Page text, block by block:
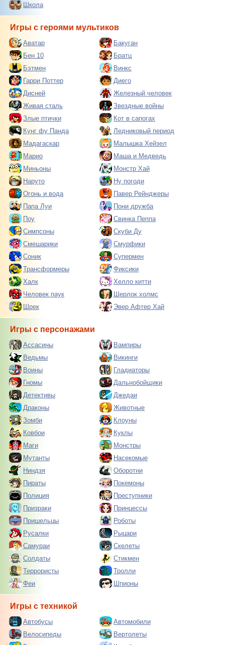
Школа
Игры с героями мультиков
Аватар
Бакуган
Бен 10
Братц
Бэтмен
Винкс
Гарри Поттер
Диего
Дисней
Железный человек
Живая сталь
Звездные войны
Злые птички
Кот в сапогах
Кунг фу Панда
Ледниковый период
Мадагаскар
Малышка Хейзел
Марио
Маша и Медведь
Миньоны
Монстр Хай
Наруто
Ну погоди
Огонь и вода
Павер Рейнджеры
Папа Луи
Пони дружба
Поу
Свинка Пеппа
Симпсоны
Скуби Ду
Смешарики
Смурфики
Соник
Супермен
Трансформеры
Фиксики
Халк
Хелло китти
Человек паук
Шерлок холмс
Шрек
Эвер Афтер Хай
Игры с персонажами
Ассасины
Вампиры
Ведьмы
Викинги
Воины
Гладиаторы
Гномы
Дальнобойщики
Детективы
Джедаи
Драконы
Животные
Зомби
Клоуны
Ковбои
Куклы
Маги
Монстры
Мутанты
Насекомые
Ниндзя
Оборотни
Пираты
Покемоны
Полиция
Преступники
Призраки
Принцессы
Пришельцы
Роботы
Русалки
Рыцари
Самураи
Скелеты
Солдаты
Стикмен
Террористы
Тролли
Феи
Шпионы
Игры с техникой
Автобусы
Автомобили
Велосипеды
Вертолеты